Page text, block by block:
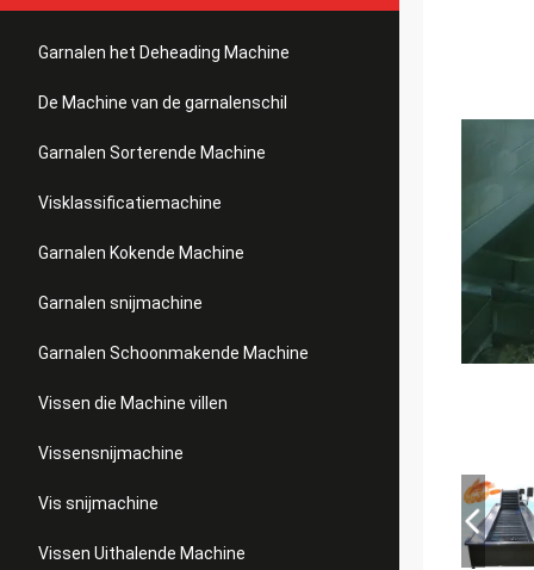
Garnalen het Deheading Machine
De Machine van de garnalenschil
Garnalen Sorterende Machine
Visklassificatiemachine
Garnalen Kokende Machine
Garnalen snijmachine
Garnalen Schoonmakende Machine
Vissen die Machine villen
Vissensnijmachine
Vis snijmachine
Vissen Uithalende Machine